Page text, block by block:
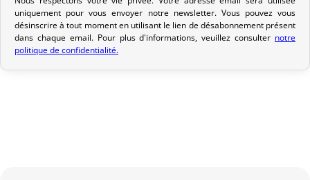
de confirmation d’envoi pour suivre votre colis. Nous offrons
plusieurs options de livraison pour répondre à vos besoins.
Politique de retour
uniquement pour vous envoyer notre newsletter. Vous pouvez vous
désinscrire à tout moment en utilisant le lien de désabonnement présent
dans chaque email. Pour plus d'informations, veuillez consulter notre
politique de confidentialité.